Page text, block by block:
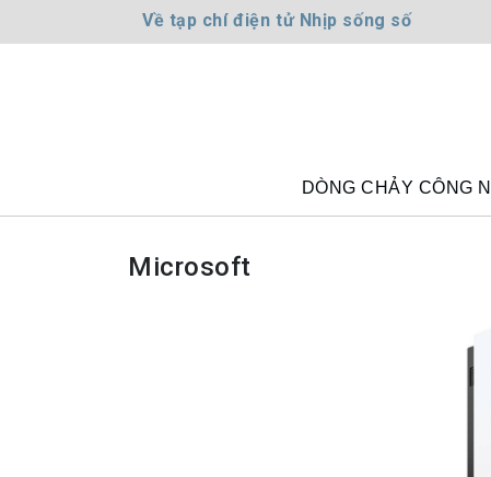
Về tạp chí điện tử Nhịp sống số
DÒNG CHẢY CÔNG
Microsoft